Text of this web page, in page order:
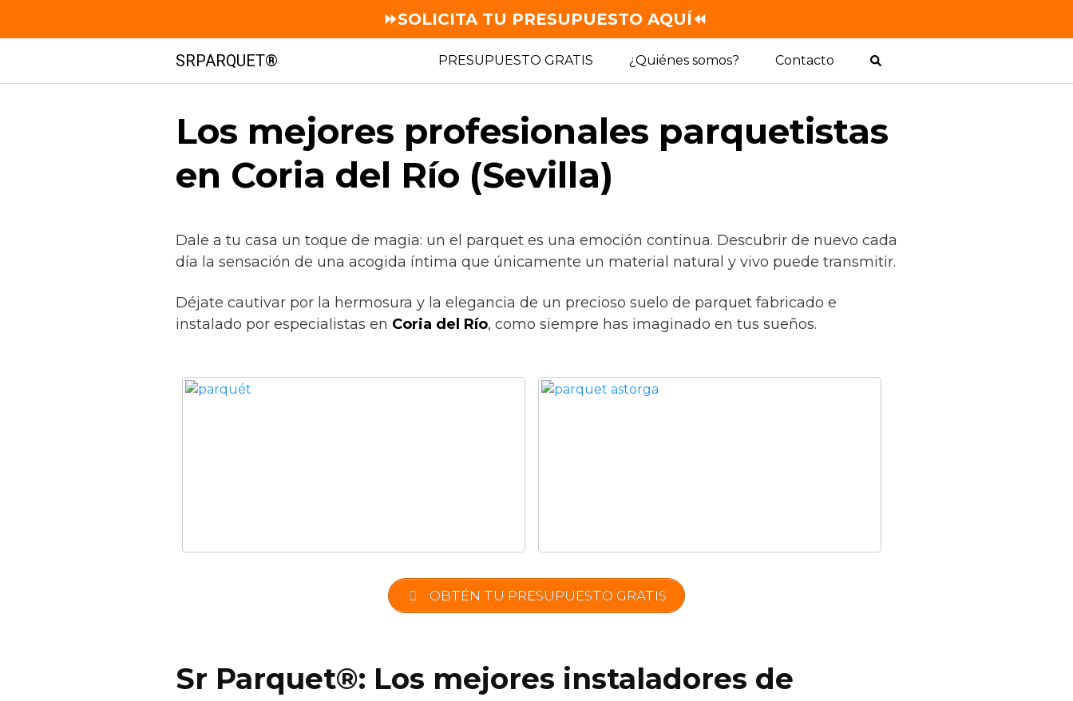
contenido
SRPARQUET® PRESUPUESTO GRATIS ¿Quiénes somos? Contacto
Los mejores profesionales parquetistas
en Coria del Río (Sevilla)
Dale a tu casa un toque de magia: un el parquet es una emoción continua. Descubrir de nuevo cada
día la sensación de una acogida íntima que únicamente un material natural y vivo puede transmitir.
Déjate cautivar por la hermosura y la elegancia de un precioso suelo de parquet fabricado e
instalado por especialistas en Coria del Río, como siempre has imaginado en tus sueños.
OBTÉN TU PRESUPUESTO GRATIS
Sr Parquet®: Los mejores instaladores de
⏩SOLICITA TU PRESUPUESTO AQUÍ⏪